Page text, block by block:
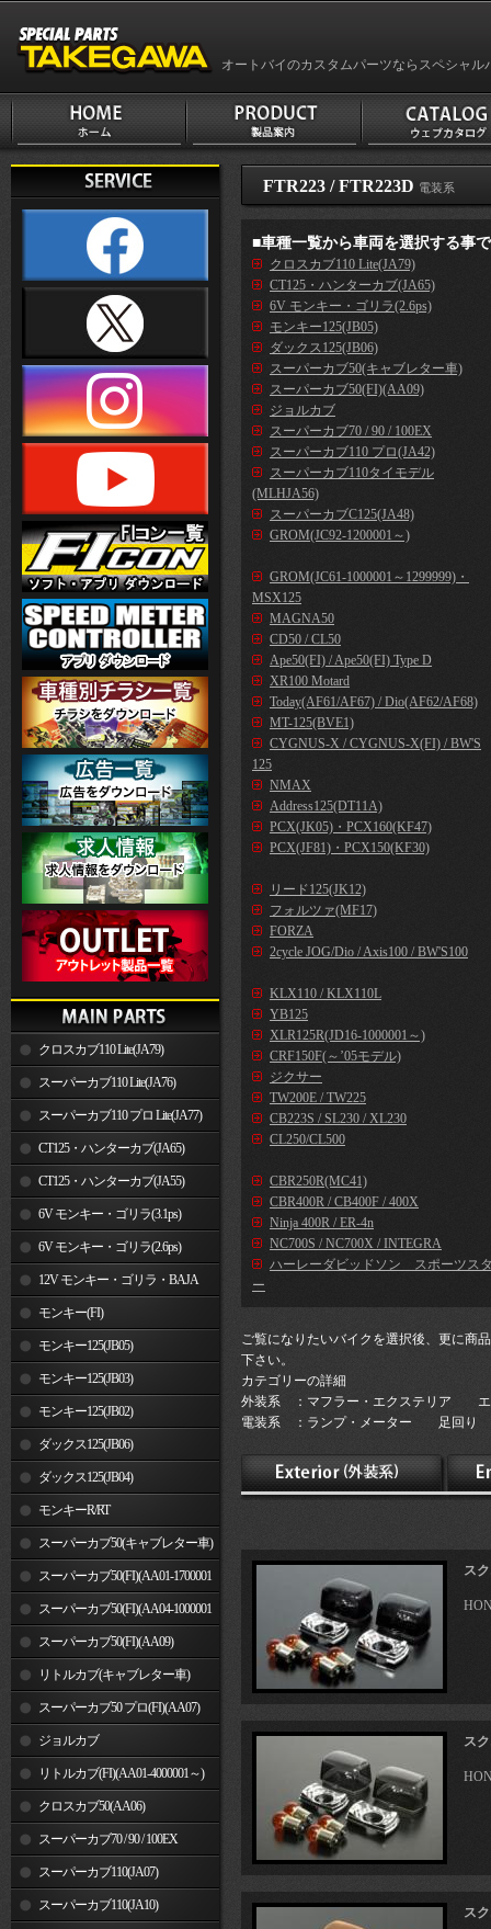
オートバイのカスタムパーツならスペシャル
クロスカブ110 Lite(JA79)
スーパーカブ110 Lite(JA76)
スーパーカブ110 プロ Lite(JA77)
CT125・ハンターカブ(JA65)
CT125・ハンターカブ(JA55)
6V モンキー・ゴリラ(3.1ps)
6V モンキー・ゴリラ(2.6ps)
12V モンキー・ゴリラ・BAJA
モンキー(FI)
モンキー125(JB05)
モンキー125(JB03)
モンキー125(JB02)
ダックス125(JB06)
ダックス125(JB04)
モンキーR/RT
スーパーカブ50(キャブレター車)
スーパーカブ50(FI)(AA01-1700001
～) スーパーカブ50(FI)(AA04-1000001
～) スーパーカブ50(FI)(AA09)
リトルカブ(キャブレター車)
スーパーカブ50 プロ(FI)(AA07)
ジョルカブ
リトルカブ(FI)(AA01-4000001～)
クロスカブ50(AA06)
スーパーカブ70 / 90 / 100EX
スーパーカブ110(JA07)
スーパーカブ110(JA10)
FTR223 / FTR223D 電装系
■車種一覧から車両を選択する事
クロスカブ110 Lite(JA79)
CT125・ハンターカブ(JA65)
6V モンキー・ゴリラ(2.6ps)
モンキー125(JB05)
ダックス125(JB06)
スーパーカブ50(キャブレター車)
スーパーカブ50(FI)(AA09)
ジョルカブ
スーパーカブ70 / 90 / 100EX
スーパーカブ110 プロ(JA42)
スーパーカブ110タイモデル
(MLHJA56)
スーパーカブC125(JA48)
GROM(JC92-1200001～)
GROM(JC61-1000001～1299999)・
MSX125
MAGNA50
CD50 / CL50
Ape50(FI) / Ape50(FI) Type D
XR100 Motard
Today(AF61/AF67) / Dio(AF62/AF68)
MT-125(BVE1)
CYGNUS-X / CYGNUS-X(FI) / BW'S
125
NMAX
Address125(DT11A)
PCX(JK05)・PCX160(KF47)
PCX(JF81)・PCX150(KF30)
リード125(JK12)
フォルツァ(MF17)
FORZA
2cycle JOG/Dio / Axis100 / BW'S100
KLX110 / KLX110L
YB125
XLR125R(JD16-1000001～)
CRF150F(～’05モデル)
ジクサー
TW200E / TW225
CB223S / SL230 / XL230
CL250/CL500
CBR250R(MC41)
CBR400R / CB400F / 400X
Ninja 400R / ER-4n
NC700S / NC700X / INTEGRA
ハーレーダビッドソン スポーツス
ー
ご覧になりたいバイクを選択後、更に商
下さい。
カテゴリーの詳細
外装系 ：マフラー・エクステリア エ
電装系 ：ランプ・メーター 足回り
ス
ス
ス